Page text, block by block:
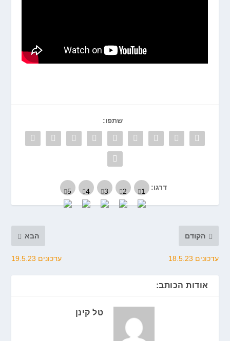
שתפו:
דרגו:
הקודם
עדכונים 18.5.23
הבא
עדכונים 19.5.23
אודות הכותב:
טל קינן